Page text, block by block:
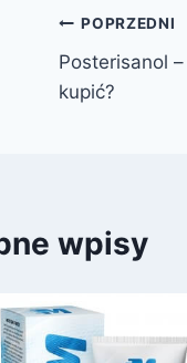
wpisu
POPRZEDNI
Posterisanol
kupić?
wpisy